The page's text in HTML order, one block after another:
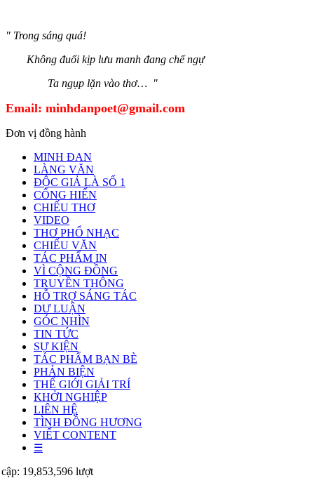
" Trong sáng quá!
Không đuổi kịp lưu manh đang chế ngự
Ta ngụp lặn vào thơ… "
Email: minhdanpoet@gmail.com
Đơn vị đồng hành
MINH ĐAN
LÀNG VĂN
ĐỘC GIẢ LÀ SỐ 1
CỐNG HIẾN
CHIẾU THƠ
VIDEO
THƠ PHỔ NHẠC
CHIẾU VĂN
TÁC PHẨM IN
VÌ CỘNG ĐỒNG
TRUYỀN THÔNG
HỖ TRỢ SÁNG TÁC
DƯ LUẬN
GÓC NHÌN
TIN TỨC
SỰ KIỆN
TÁC PHẨM BẠN BÈ
PHẢN BIỆN
THẾ GIỚI GIẢI TRÍ
KHỞI NGHIỆP
LIÊN HỆ
TÌNH ĐỒNG HƯƠNG
VIẾT CONTENT
☰
19,853,596 lượt